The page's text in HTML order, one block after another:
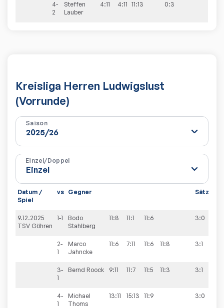
4-
2
Steffen
Lauber
4:11 4:11 11:13 0:3
Kreisliga Herren Ludwigslust
(Vorrunde)
Saison
Einzel/Doppel
Datum /
Spiel
vs Gegner Sätze
9.12.2025
TSV Göhren
1-1
Bodo
Stahlberg
11:8 11:1 11:6 3:0
2-
1
Marco
Jahncke
11:6 7:11 11:6 11:8 3:1
3-
1
Bernd Roock 9:11 11:7 11:5 11:3 3:1
4-
1
Michael
Thoms
13:11 15:13 11:9 3:0